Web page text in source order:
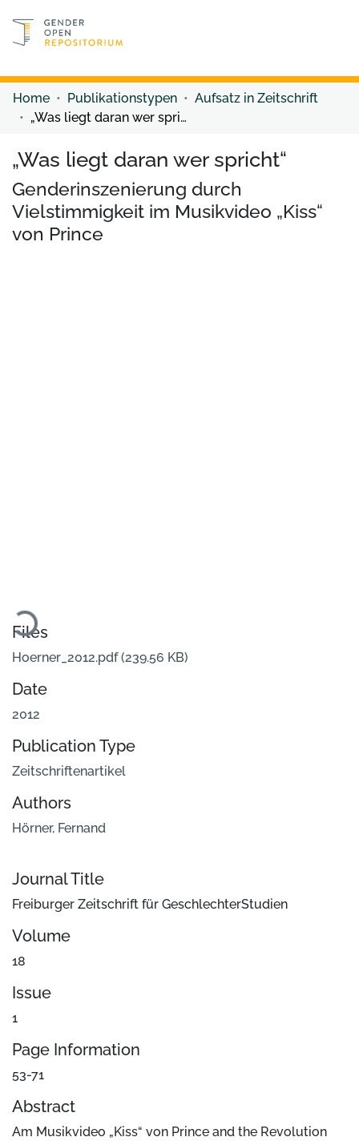
Discover content
Home Publikationstypen
Aufsatz in Zeitschrift
„Was liegt daran wer spricht“
„Was liegt daran wer spricht“
Genderinszenierung durch
Vielstimmigkeit im Musikvideo „Kiss“
von Prince
Loading...
Files
Hoerner_2012.pdf(239.56 KB)
Date
2012
Publication Type
Zeitschriftenartikel
Authors
Hörner, Fernand
Journal Title
Freiburger Zeitschrift für GeschlechterStudien
Volume
18
Issue
1
Page Information
53-71
Abstract
Am Musikvideo „Kiss“ von Prince and the Revolution